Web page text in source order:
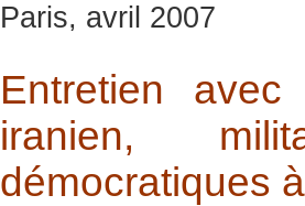
Paris, avril 2007
Entretien
iranien,
démocratiques